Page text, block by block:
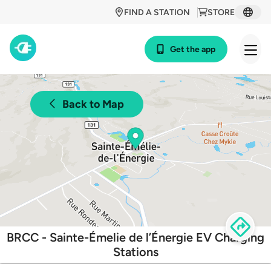
STORE
FIND A STATION
Get the app
Back to Map
BRCC - Sainte-Émelie de l’Énergie EV Charging
Stations